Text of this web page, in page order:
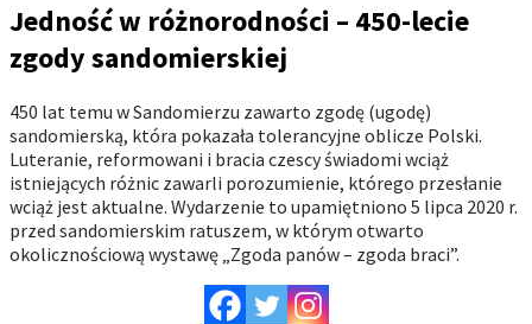
Jedność w różnorodności – 450-lecie
zgody sandomierskiej
450 lat temu w Sandomierzu zawarto zgodę (ugodę)
sandomierską, która pokazała tolerancyjne oblicze Polski.
Luteranie, reformowani i bracia czescy świadomi wciąż
istniejących różnic zawarli porozumienie, którego przesłanie
wciąż jest aktualne. Wydarzenie to upamiętniono 5 lipca 2020 r.
przed sandomierskim ratuszem, w którym otwarto
okolicznościową wystawę „Zgoda panów – zgoda braci”.